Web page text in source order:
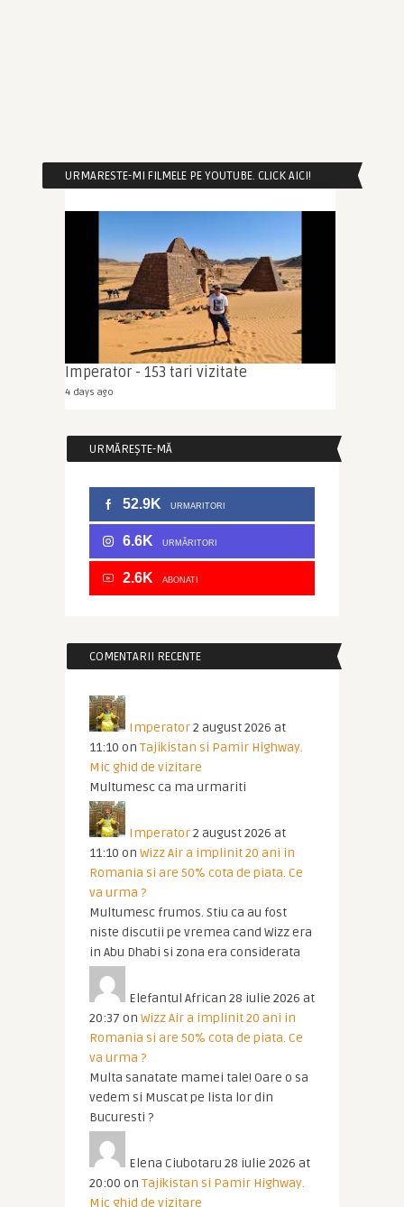
URMARESTE-MI FILMELE PE YOUTUBE. CLICK AICI!
Imperator - 153 tari vizitate
4 days ago
URMĂREȘTE-MĂ
52.9K URMARITORI
6.6K URMĂRITORI
2.6K ABONATI
COMENTARII RECENTE
Imperator2 august 2026 at
11:10 on Tajikistan si Pamir Highway.
Mic ghid de vizitare
Multumesc ca ma urmariti
Imperator2 august 2026 at
11:10 on Wizz Air a implinit 20 ani in
Romania si are 50% cota de piata. Ce
va urma ?
Multumesc frumos. Stiu ca au fost
niste discutii pe vremea cand Wizz era
in Abu Dhabi si zona era considerata
Elefantul African 28 iulie 2026 at
20:37 on Wizz Air a implinit 20 ani in
Romania si are 50% cota de piata. Ce
va urma ?
Multa sanatate mamei tale! Oare o sa
vedem si Muscat pe lista lor din
Bucuresti ?
Elena Ciubotaru 28 iulie 2026 at
20:00 on Tajikistan si Pamir Highway.
Mic ghid de vizitare